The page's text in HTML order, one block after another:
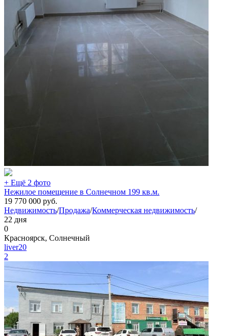
+ Ещё 2 фото
Нежилое помещение в Солнечном 199 кв.м.
19 770 000 руб.
Недвижимость/Продажа/Коммерческая недвижимость/
22 дня
0
Красноярск, Солнечный
liver20
2